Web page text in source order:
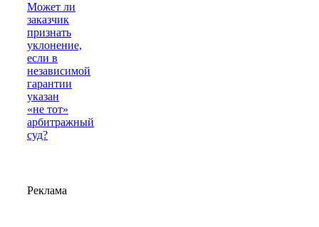
Может ли
заказчик
признать
уклонение,
если в
независимой
гарантии
указан
«не тот»
арбитражный
суд?
Реклама